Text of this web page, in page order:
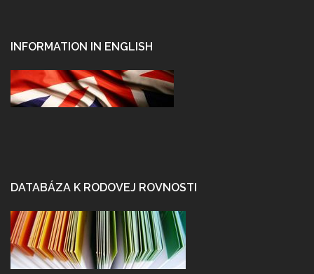
INFORMATION IN ENGLISH
DATABÁZA K RODOVEJ ROVNOSTI